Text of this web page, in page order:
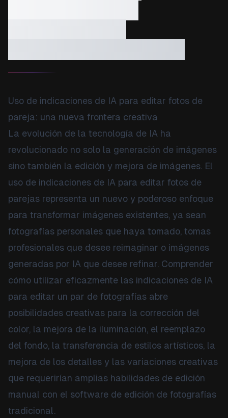
Uso de indicaciones de IA para editar fotos de
pareja: una nueva frontera creativa
La evolución de la tecnología de IA ha
revolucionado no solo la generación de imágenes
sino también la edición y mejora de imágenes. El
uso de indicaciones de IA para editar fotos de
parejas representa un nuevo y poderoso enfoque
para transformar imágenes existentes, ya sean
fotografías personales que haya tomado, tomas
profesionales que desee reimaginar o imágenes
generadas por IA que desee refinar. Comprender
cómo utilizar eficazmente las indicaciones de IA
para editar un par de fotografías abre
posibilidades creativas para la corrección del
color, la mejora de la iluminación, el reemplazo
del fondo, la transferencia de estilos artísticos, la
mejora de los detalles y las variaciones creativas
que requerirían amplias habilidades de edición
manual con el software de edición de fotografías
tradicional.